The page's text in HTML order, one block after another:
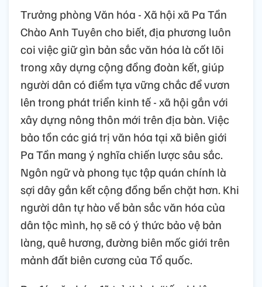
Trưởng phòng Văn hóa - Xã hội xã Pa Tần
Chào Anh Tuyên cho biết, địa phương luôn
coi việc giữ gìn bản sắc văn hóa là cốt lõi
trong xây dựng cộng đồng đoàn kết, giúp
người dân có điểm tựa vững chắc để vươn
lên trong phát triển kinh tế - xã hội gắn với
xây dựng nông thôn mới trên địa bàn. Việc
bảo tồn các giá trị văn hóa tại xã biên giới
Pa Tần mang ý nghĩa chiến lược sâu sắc.
Ngôn ngữ và phong tục tập quán chính là
sợi dây gắn kết cộng đồng bền chặt hơn. Khi
người dân tự hào về bản sắc văn hóa của
dân tộc mình, họ sẽ có ý thức bảo vệ bản
làng, quê hương, đường biên mốc giới trên
mảnh đất biên cương của Tổ quốc.